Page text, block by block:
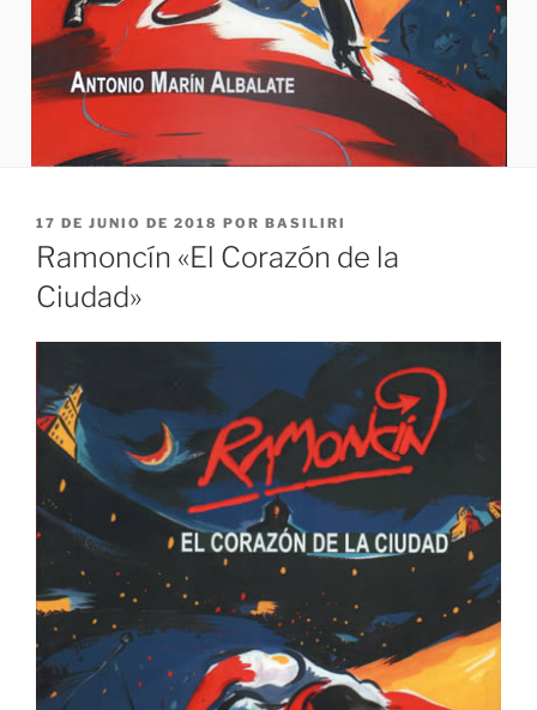
PUBLICADO
EL
17 DE JUNIO DE 2018 POR BASILIRI
Ramoncín «El Corazón de la
Ciudad»